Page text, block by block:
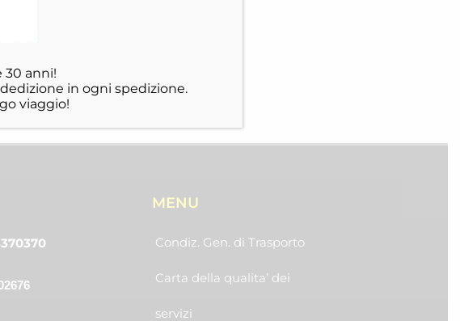
MENU
Condiz. Gen. di Trasporto
Carta della qualita’ dei
servizi
30 anni!
in ogni spedizione.
viaggio!